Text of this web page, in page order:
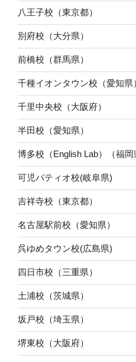
八王子校（東京都）
別府校（大分県）
前橋校（群馬県）
千種イオンタウン校（愛知県
千里中央校（大阪府）
半田校（愛知県）
博多校（English Lab）（福岡
可児パティオ校(岐阜県)
吉祥寺校（東京都）
名古屋駅前校（愛知県）
呉ゆめタウン校(広島県)
四日市校（三重県）
土浦校（茨城県）
坂戸校（埼玉県）
堺東校（大阪府）